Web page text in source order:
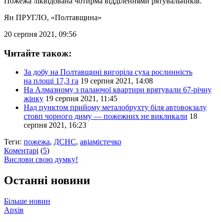
Ян ПРУГЛО, «Полтавщина»
20 серпня 2021, 09:56
Читайте також:
За добу на Полтавщині вигоріла суха рослинність
на площі 17,3 га 19 серпня 2021, 14:08
На Алмазному з палаючої квартири врятували 67-річну
жінку 19 серпня 2021, 11:45
Над пунктом прийому металобрухту біля автовокзалу
стовп чорного диму — пожежних не викликали 18
серпня 2021, 16:23
Теги: пожежа, ДСНС, авіамістечко
Коментарі (5)
Вислови свою думку!
Останні новини
Більше новин
Архів